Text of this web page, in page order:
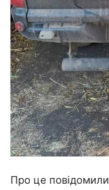
Про це